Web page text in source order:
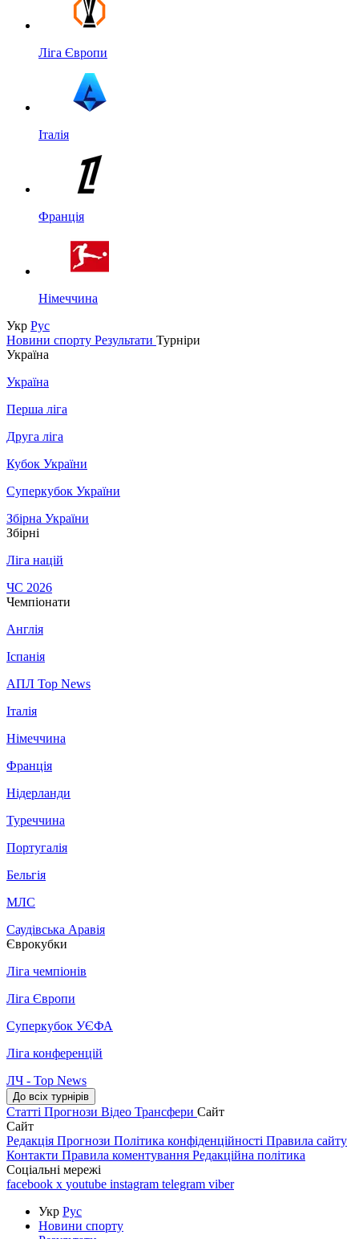
Ліга Європи
Італія
Франція
Німеччина
Укр Рус
Новини спорту Результати Турніри
Україна
Україна
Перша ліга
Друга ліга
Кубок України
Суперкубок України
Збірна України
Збірні
Ліга націй
ЧС 2026
Чемпіонати
Англія
Іспанія
АПЛ Top News
Італія
Німеччина
Франція
Нідерланди
Туреччина
Португалія
Бельгія
МЛС
Саудівська Аравія
Єврокубки
Ліга чемпіонів
Ліга Європи
Суперкубок УЄФА
Ліга конференцій
ЛЧ - Top News
До всіх турнірів
Статті Прогнози Відео Трансфери Сайт
Сайт
Редакція Прогнози Політика конфіденційності Правила сайту
Контакти Правила коментування Редакційна політика
Соціальні мережі
facebook x youtube instagram telegram viber
Укр Рус
Новини спорту